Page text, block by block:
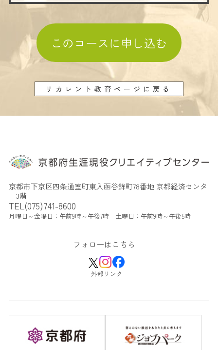
このコースに申し込む
リカレント教育ページに戻る
京都市下京区四条通室町東入函谷鉾町78番地 京都経済センタ
ー3階
TEL(075)741-8600
月曜日～金曜日：午前9時～午後7時 土曜日：午前9時～午後5時
フォローはこちら
外部リンク